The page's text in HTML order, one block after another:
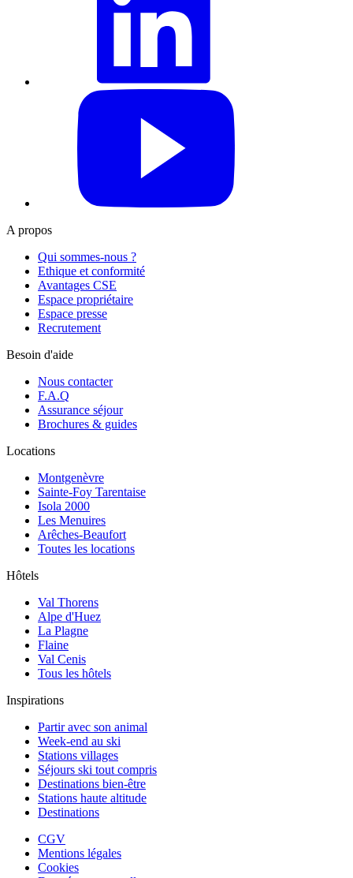
A propos
Qui sommes-nous ?
Ethique et conformité
Avantages CSE
Espace propriétaire
Espace presse
Recrutement
Besoin d'aide
Nous contacter
F.A.Q
Assurance séjour
Brochures & guides
Locations
Montgenèvre
Sainte-Foy Tarentaise
Isola 2000
Les Menuires
Arêches-Beaufort
Toutes les locations
Hôtels
Val Thorens
Alpe d'Huez
La Plagne
Flaine
Val Cenis
Tous les hôtels
Inspirations
Partir avec son animal
Week-end au ski
Stations villages
Séjours ski tout compris
Destinations bien-être
Stations haute altitude
Destinations
CGV
Mentions légales
Cookies